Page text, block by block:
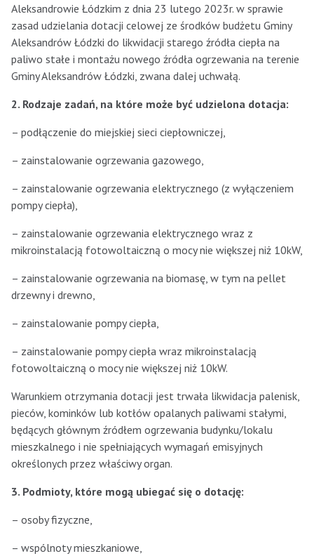
Aleksandrowie Łódzkim z dnia 23 lutego 2023r. w sprawie
zasad udzielania dotacji celowej ze środków budżetu Gminy
Aleksandrów Łódzki do likwidacji starego źródła ciepła na
paliwo stałe i montażu nowego źródła ogrzewania na terenie
Gminy Aleksandrów Łódzki, zwana dalej uchwałą.
2. Rodzaje zadań, na które może być udzielona dotacja:
– podłączenie do miejskiej sieci ciepłowniczej,
– zainstalowanie ogrzewania gazowego,
– zainstalowanie ogrzewania elektrycznego (z wyłączeniem
pompy ciepła),
– zainstalowanie ogrzewania elektrycznego wraz z
mikroinstalacją fotowoltaiczną o mocy nie większej niż 10kW,
– zainstalowanie ogrzewania na biomasę, w tym na pellet
drzewny i drewno,
– zainstalowanie pompy ciepła,
– zainstalowanie pompy ciepła wraz mikroinstalacją
fotowoltaiczną o mocy nie większej niż 10kW.
Warunkiem otrzymania dotacji jest trwała likwidacja palenisk,
pieców, kominków lub kotłów opalanych paliwami stałymi,
będących głównym źródłem ogrzewania budynku/lokalu
mieszkalnego i nie spełniających wymagań emisyjnych
określonych przez właściwy organ.
3. Podmioty, które mogą ubiegać się o dotację:
– osoby fizyczne,
– wspólnoty mieszkaniowe,